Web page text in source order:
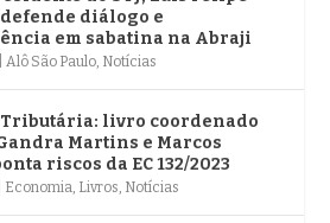
diálogo e
em sabatina na Abraji
Alô São Paulo Notícias
Tributária: livro coordenado
Martins e Marcos
riscos da EC 132/2023
Economia Livros Notícias